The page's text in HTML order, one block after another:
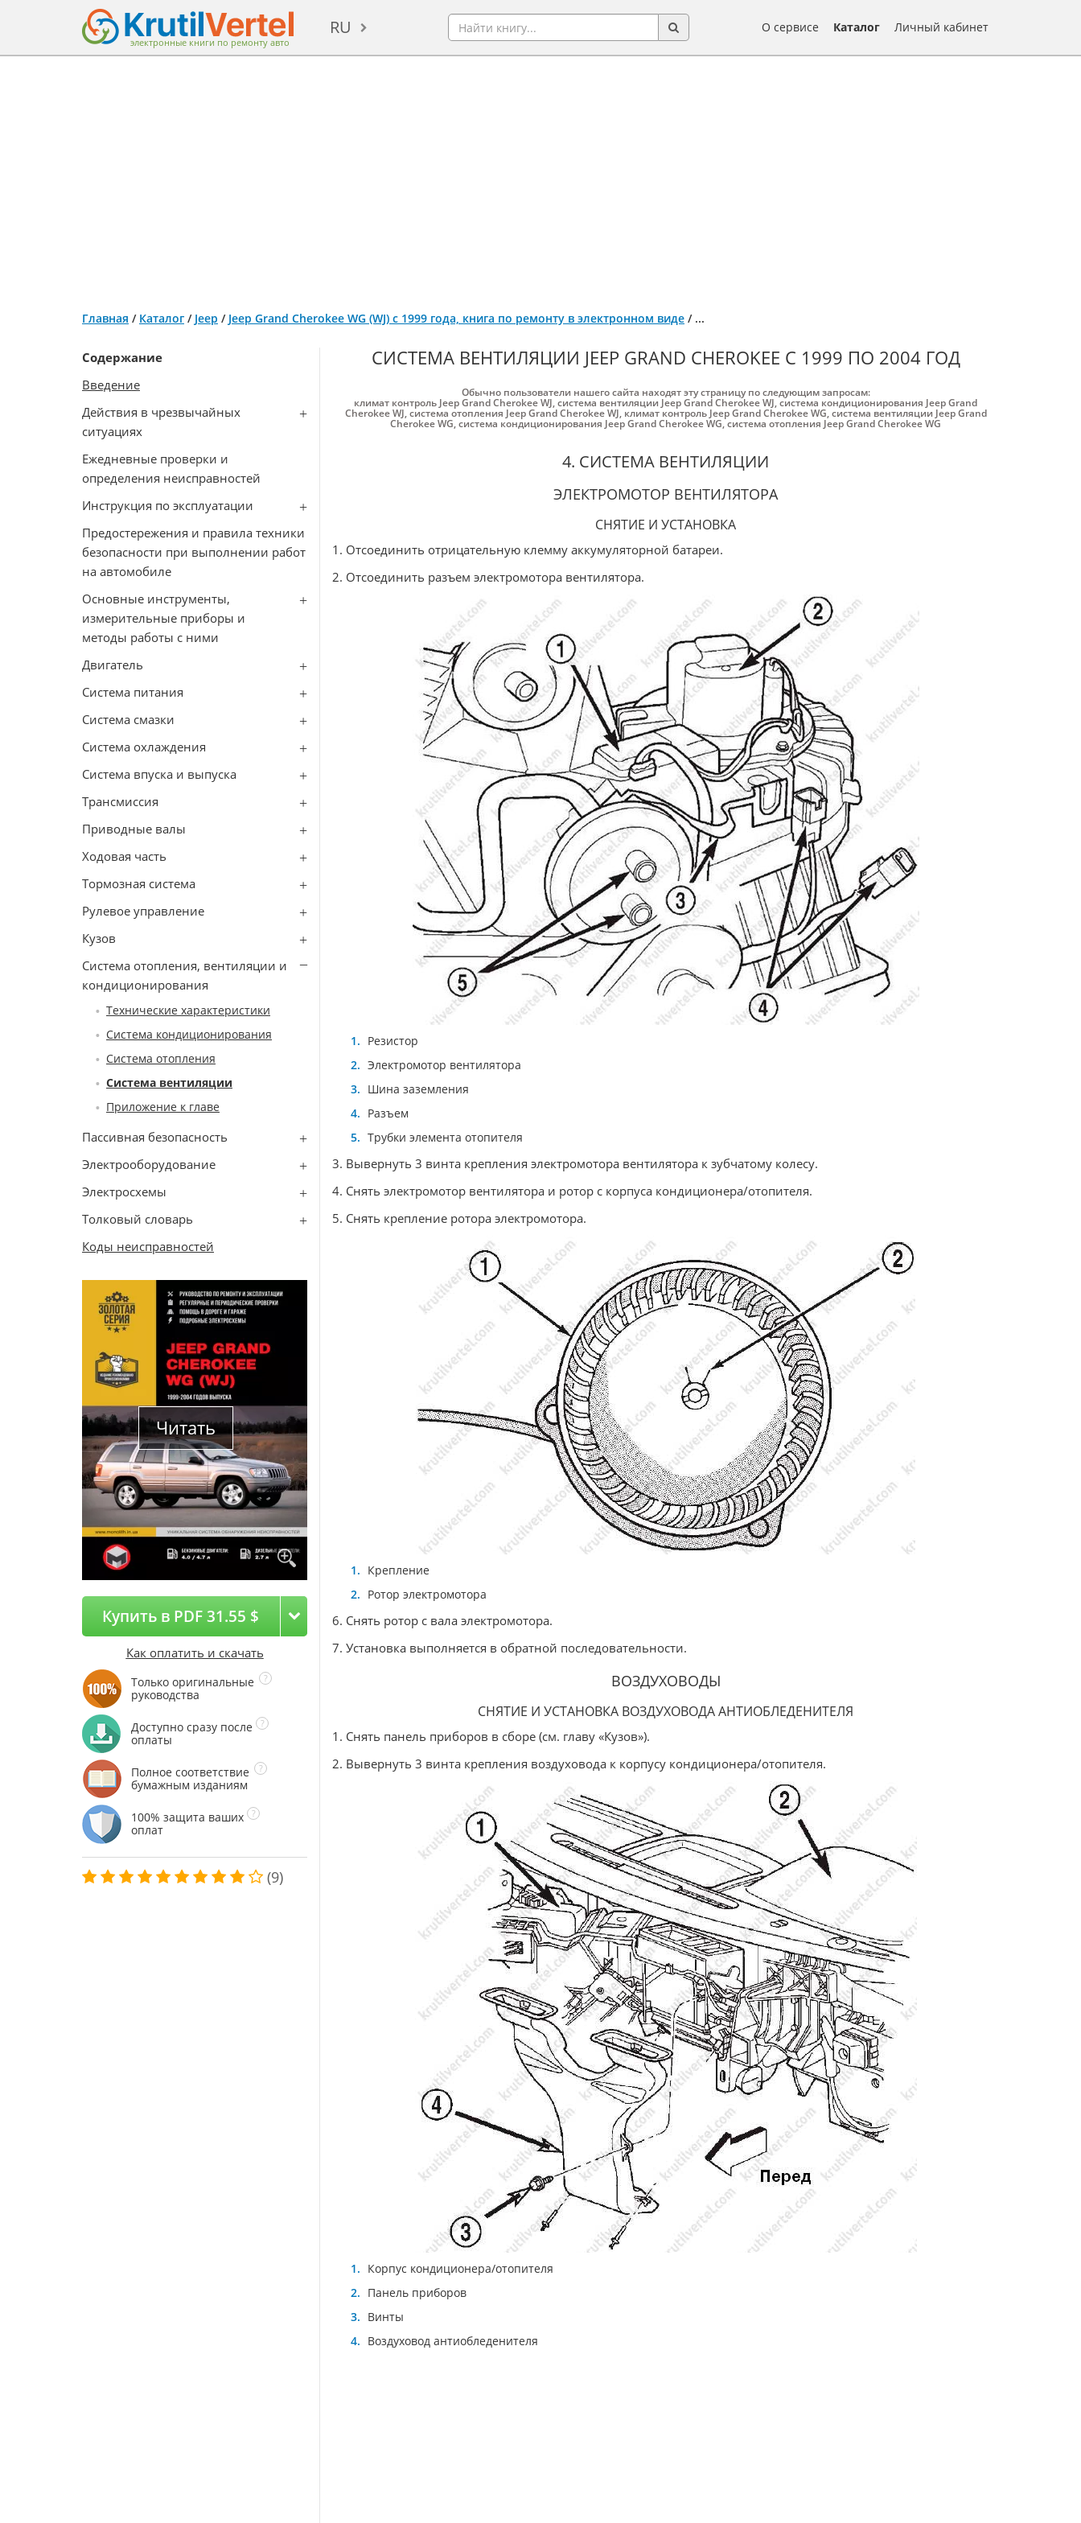
электронные книги по ремонту авто
RU О сервисе Каталог Личный кабинет
Главная / Каталог / Jeep / Jeep Grand Cherokee WG (WJ) с 1999 года, книга по ремонту в электронном виде / ...
Содержание
Введение
Действия в чрезвычайных
ситуациях
Ежедневные проверки и
определения неисправностей
Инструкция по эксплуатации
Предостережения и правила техники
безопасности при выполнении работ
на автомобиле
Основные инструменты,
измерительные приборы и
методы работы с ними
Двигатель
Система питания
Система смазки
Система охлаждения
Система впуска и выпуска
Трансмиссия
Приводные валы
Ходовая часть
Тормозная система
Рулевое управление
Кузов
Система отопления, вентиляции и
кондиционирования
Технические характеристики
Система кондиционирования
Система отопления
Система вентиляции
Приложение к главе
Пассивная безопасность
Электрооборудование
Электросхемы
Толковый словарь
Коды неисправностей
Читать
Купить в PDF 31.55 $
Как оплатить и скачать
Только оригинальные
руководства
Доступно сразу после
оплаты
Полное соответствие
бумажным изданиям
100% защита ваших
оплат
(9)
СИСТЕМА ВЕНТИЛЯЦИИ JEEP GRAND CHEROKEE С 1999 ПО 2004 ГОД
Обычно пользователи нашего сайта находят эту страницу по следующим запросам:
климат контроль Jeep Grand Cherokee WJ,система вентиляции Jeep Grand Cherokee WJ,система кондиционирования Jeep Grand
Cherokee WJ,система отопления Jeep Grand Cherokee WJ, климат контроль Jeep Grand Cherokee WG,система вентиляции Jeep Grand
Cherokee WG,система кондиционирования Jeep Grand Cherokee WG,система отопления Jeep Grand Cherokee WG
4. СИСТЕМА ВЕНТИЛЯЦИИ
ЭЛЕКТРОМОТОР ВЕНТИЛЯТОРА
СНЯТИЕ И УСТАНОВКА
1. Отсоединить отрицательную клемму аккумуляторной батареи.
2. Отсоединить разъем электромотора вентилятора.
Резистор
Электромотор вентилятора
Шина заземления
Разъем
Трубки элемента отопителя
3. Вывернуть 3 винта крепления электромотора вентилятора к зубчатому колесу.
4. Снять электромотор вентилятора и ротор с корпуса кондиционера/отопителя.
5. Снять крепление ротора электромотора.
Крепление
Ротор электромотора
6. Снять ротор с вала электромотора.
7. Установка выполняется в обратной последовательности.
ВОЗДУХОВОДЫ
СНЯТИЕ И УСТАНОВКА ВОЗДУХОВОДА АНТИОБЛЕДЕНИТЕЛЯ
1. Снять панель приборов в сборе (см. главу «Кузов»).
2. Вывернуть 3 винта крепления воздуховода к корпусу кондиционера/отопителя.
Корпус кондиционера/отопителя
Панель приборов
Винты
Воздуховод антиобледенителя